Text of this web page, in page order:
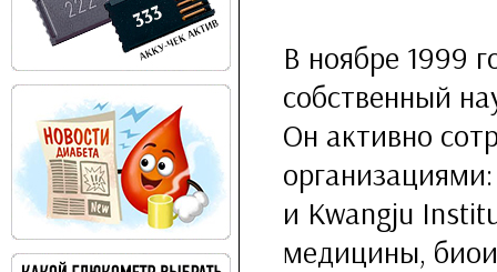
В ноябре 1999
собственный
Он активно
и Kwangju
медицины,